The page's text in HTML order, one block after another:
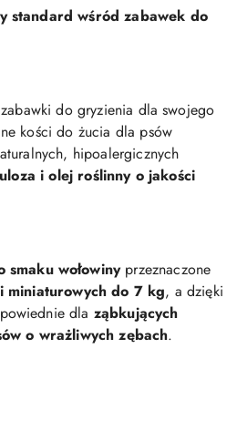
standard wśród zabawek do
do gryzienia dla swojego
kości do żucia dla psów
hipoalergicznych
i olej roślinny o jakości
smaku wołowinyprzeznaczone
miniaturowych do 7 kg, a dzięki
dla ząbkujących
o wrażliwych zębach.